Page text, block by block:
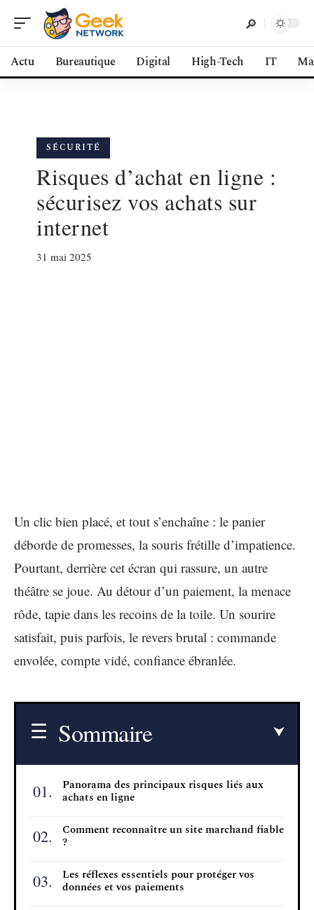
Actu Bureautique Digital High-Tech IT
SÉCURITÉ
Risques d’achat en ligne :
sécurisez vos achats sur
internet
31 mai 2025
Un clic bien placé, et tout s’enchaîne : le panier
déborde de promesses, la souris frétille d’impatience.
Pourtant, derrière cet écran qui rassure, un autre
théâtre se joue. Au détour d’un paiement, la menace
rôde, tapie dans les recoins de la toile. Un sourire
satisfait, puis parfois, le revers brutal : commande
envolée, compte vidé, confiance ébranlée.
Sommaire
Panorama des principaux risques liés aux
achats en ligne
Comment reconnaître un site marchand fiable
?
Les réflexes essentiels pour protéger vos
données et vos paiements